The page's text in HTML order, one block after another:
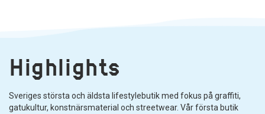
Highlights
Sveriges största och äldsta lifestylebutik med fokus på graffiti,
gatukultur, konstnärsmaterial och streetwear. Vår första butik